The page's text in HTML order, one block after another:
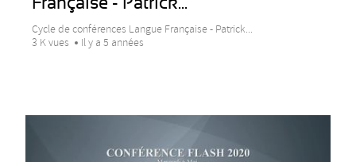
Cycle de conférences Langue Française - Patrick...
3 K vues
Il y a 5 années